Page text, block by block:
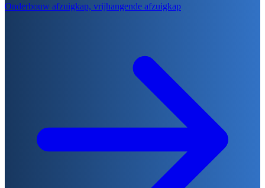
Onderbouw afzuigkap, vrijhangende afzuigkap